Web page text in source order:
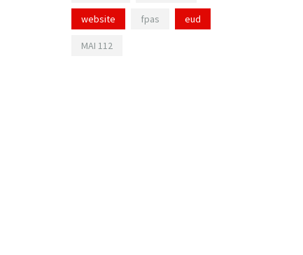
website fpas eud
MAI 112